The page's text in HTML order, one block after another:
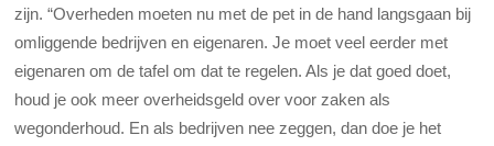
zijn. “Overheden moeten nu met de pet in de hand langsgaan bij
omliggende bedrijven en eigenaren. Je moet veel eerder met
eigenaren om de tafel om dat te regelen. Als je dat goed doet,
houd je ook meer overheidsgeld over voor zaken als
wegonderhoud. En als bedrijven nee zeggen, dan doe je het